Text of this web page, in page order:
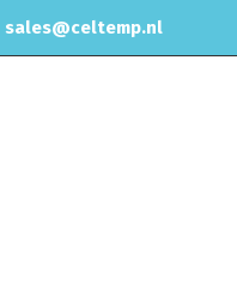
sales@celtemp.nl